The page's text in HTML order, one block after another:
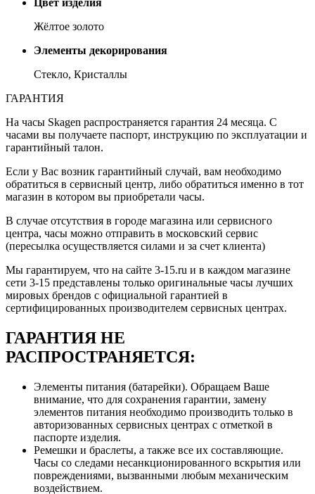
Цвет изделия
Жёлтое золото
Элементы декорирования
Стекло, Кристаллы
ГАРАНТИЯ
На часы Skagen распространяется гарантия 24 месяца. С
часами вы получаете паспорт, инструкцию по эксплуатации и
гарантийный талон.
Если у Вас возник гарантийный случай, вам необходимо
обратиться в сервисный центр, либо обратиться именно в тот
магазин в котором вы приобретали часы.
В случае отсутствия в городе магазина или сервисного
центра, часы можно отправить в московский сервис
(пересылка осуществляется силами и за счет клиента)
Мы гарантируем, что на сайте 3-15.ru и в каждом магазине
сети 3-15 представлены только оригинальные часы лучших
мировых брендов с официальной гарантией в
сертифицированных производителем сервисных центрах.
ГАРАНТИЯ НЕ
РАСПРОСТРАНЯЕТСЯ:
Элементы питания (батарейки). Обращаем Ваше
внимание, что для сохранения гарантии, замену
элементов питания необходимо производить только в
авторизованных сервисных центрах с отметкой в
паспорте изделия.
Ремешки и браслеты, а также все их составляющие.
Часы со следами несанкционированного вскрытия или
повреждениями, вызванными любым механическим
воздействием.